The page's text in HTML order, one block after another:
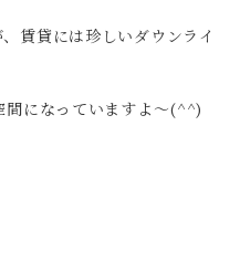
賃貸には珍しいダウンライ
間になっていますよ～(^^)